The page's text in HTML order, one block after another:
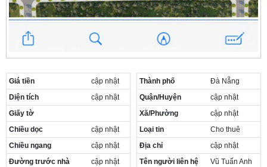
Giá tiền
cập nhật
Diện tích
cập nhật
Giấy tờ
Chiều dọc
cập nhật
Chiều ngang
cập nhật
Đường trước nhà
cập nhật
Thành phố
Đà Nẵng
Quận/Huyện
cập nhật
Xã/Phường
cập nhật
Loại tin
Cho thuê
Địa chỉ
cập nhật
Tên người liên hệ
Vũ Tuấn Anh